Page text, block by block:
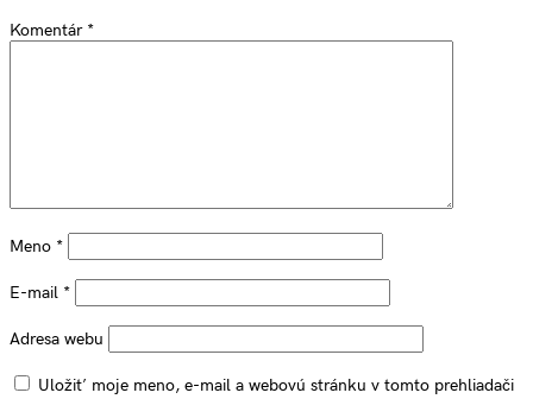
Komentár *
Meno *
E-mail *
Adresa webu
Uložiť moje meno, e-mail a webovú stránku v tomto prehliadači